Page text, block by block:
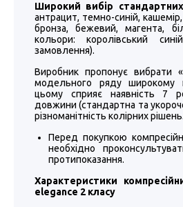
Широкий вибір
антрацит, темно-синій,
бронза, бежевий, магента,
кольори: королівський
замовлення).
Виробник пропонує вибрати
модельного ряду широкому
цьому сприяє наявність 7
довжини (стандартна та
різноманітність колірних рішень.
Перед покупкою
необхідно
протипоказання.
Характеристики
elegance 2 класу